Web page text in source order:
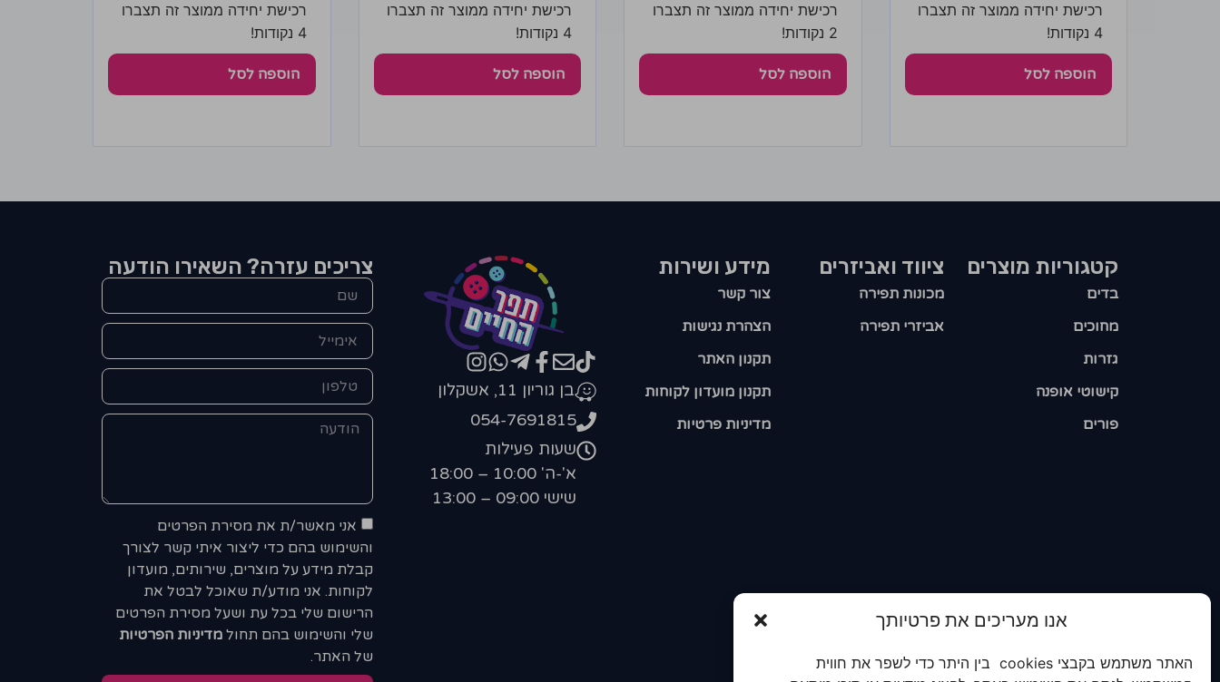
אנו מעריכים את פרטיותך
האתר משתמש בקבצי cookies בין היתר כדי לשפר את חווית
רכישת יחידה ממוצר זה תצברו
4 נקודות!
הוספה לסל
רכישת יחידה ממוצר זה תצברו
2 נקודות!
הוספה לסל
רכישת יחידה ממוצר זה תצברו
4 נקודות!
הוספה לסל
רכישת יחידה ממוצר זה תצברו
4 נקודות!
הוספה לסל
קטגוריות מוצרים​
בדים
מחוכים
גזרות
קישוטי אופנה
פורים
ציווד ואביזרים
מכונות תפירה
אביזרי תפירה
מידע ושירות
צור קשר
הצהרת נגישות
תקנון האתר
תקנון מועדון לקוחות
מדיניות פרטיות
בן גוריון 11, אשקלון
054-7691815
שעות פעילות
א'-ה' 10:00 – 18:00
שישי 09:00 – 13:00
צריכים עזרה? השאירו הודעה
אני מאשר/ת את מסירת הפרטים
והשימוש בהם כדי ליצור איתי קשר לצורך
קבלת מידע על מוצרים, שירותים, מועדון
לקוחות. אני מודע/ת שאוכל לבטל את
הרישום שלי בכל עת ושעל מסירת הפרטים
שלי והשימוש בהם תחול מדיניות הפרטיות
של האתר.